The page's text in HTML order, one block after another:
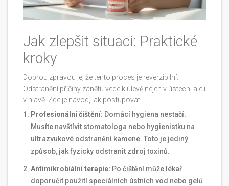
Jak zlepšit situaci: Praktické
kroky
Dobrou zprávou je, že tento proces je reverzibilní.
Odstranění příčiny zánětu vede k úlevě nejen v ústech, ale i
v hlavě. Zde je návod, jak postupovat:
Profesionální čištění: Domácí hygiena nestačí.
Musíte navštívit stomatologa nebo hygienistku na
ultrazvukové odstranění kamene. Toto je jediný
způsob, jak fyzicky odstranit zdroj toxinů.
Antimikrobiální terapie: Po čištění může lékař
doporučit použití speciálních ústních vod nebo gelů